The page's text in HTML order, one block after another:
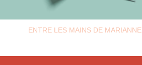
ENTRE LES MAINS DE MARIANNE